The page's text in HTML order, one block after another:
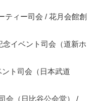
ティー司会 / 花月会館創
イベント司会（道新ホ
ト司会（日本武道
会（日比谷公会堂） /